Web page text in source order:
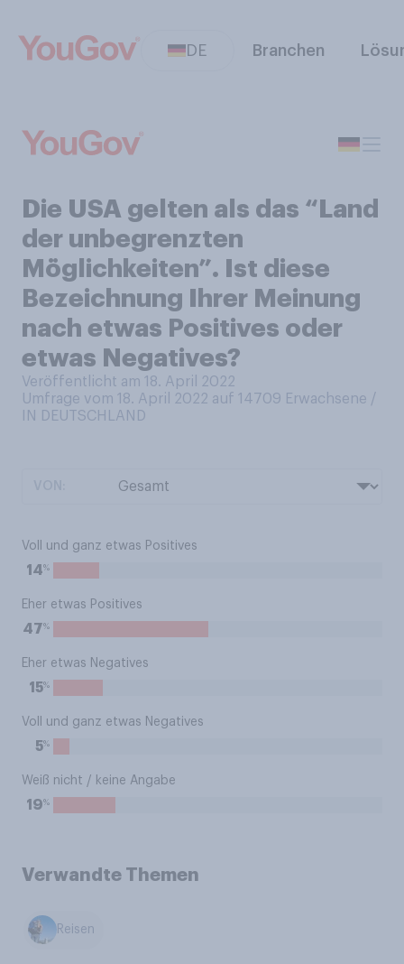
DE Branchen
Die USA gelten als das “Land
der unbegrenzten
Möglichkeiten”. Ist diese
Bezeichnung Ihrer Meinung
nach etwas Positives oder
etwas Negatives?
Veröffentlicht am 18. April 2022
Umfrage vom 18. April 2022 auf 14709 Erwachsene /
IN DEUTSCHLAND
Voll und ganz etwas Positives
14%
Eher etwas Positives
47%
Eher etwas Negatives
15%
Voll und ganz etwas Negatives
5%
Weiß nicht / keine Angabe
19%
Verwandte Themen
Reisen